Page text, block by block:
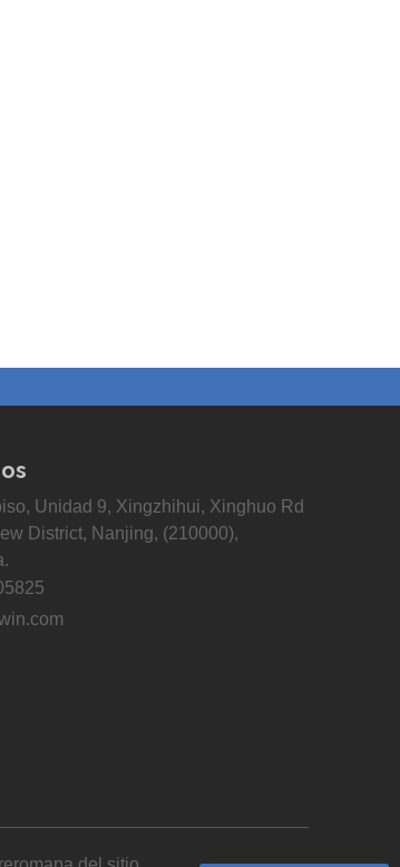
Unidad 9, Xingzhihui, Xinghuo Rd
District, Nanjing, (210000),